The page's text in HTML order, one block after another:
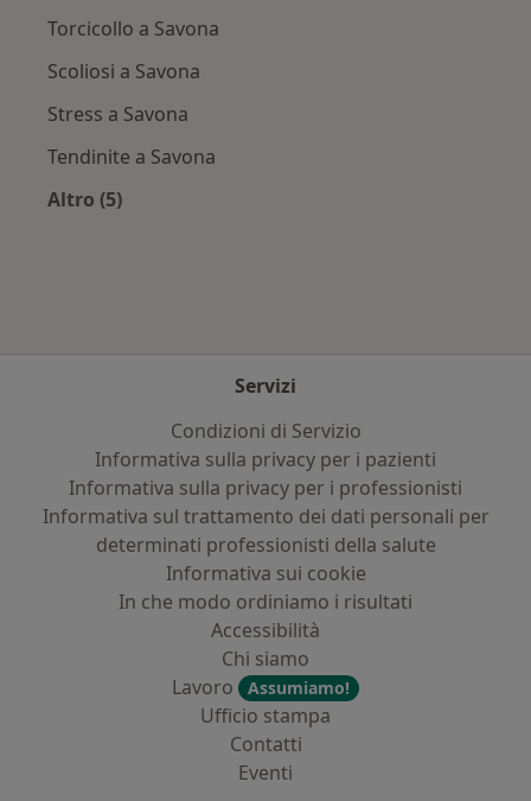
Torcicollo a Savona
Scoliosi a Savona
Stress a Savona
Tendinite a Savona
Altro (5)
Servizi
Condizioni di Servizio
Informativa sulla privacy per i pazienti
Informativa sulla privacy per i professionisti
Informativa sul trattamento dei dati personali per
determinati professionisti della salute
Informativa sui cookie
In che modo ordiniamo i risultati
Accessibilità
Chi siamo
Lavoro
Assumiamo!
Ufficio stampa
Contatti
Eventi